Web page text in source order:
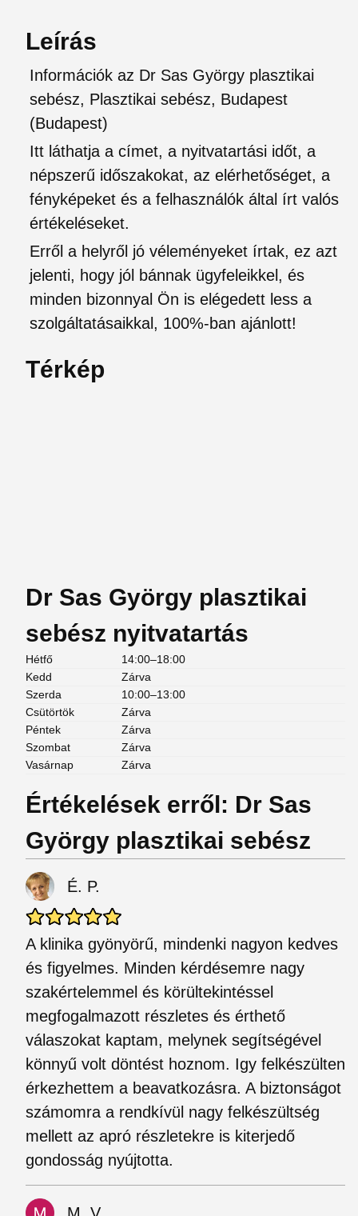
Leírás
Információk az Dr Sas György plasztikai
sebész, Plasztikai sebész, Budapest
(Budapest)
Itt láthatja a címet, a nyitvatartási időt, a
népszerű időszakokat, az elérhetőséget, a
fényképeket és a felhasználók által írt valós
értékeléseket.
Erről a helyről jó véleményeket írtak, ez azt
jelenti, hogy jól bánnak ügyfeleikkel, és
minden bizonnyal Ön is elégedett less a
szolgáltatásaikkal, 100%-ban ajánlott!
Térkép
Dr Sas György plasztikai
sebész nyitvatartás
Hétfő
14:00–18:00
Kedd
Zárva
Szerda
10:00–13:00
Csütörtök
Zárva
Péntek
Zárva
Szombat
Zárva
Vasárnap
Zárva
Értékelések erről: Dr Sas
György plasztikai sebész
É. P.
A klinika gyönyörű, mindenki nagyon kedves
és figyelmes. Minden kérdésemre nagy
szakértelemmel és körültekintéssel
megfogalmazott részletes és érthető
válaszokat kaptam, melynek segítségével
könnyű volt döntést hoznom. Igy felkészülten
érkezhettem a beavatkozásra. A biztonságot
számomra a rendkívül nagy felkészültség
mellett az apró részletekre is kiterjedő
gondosság nyújtotta.